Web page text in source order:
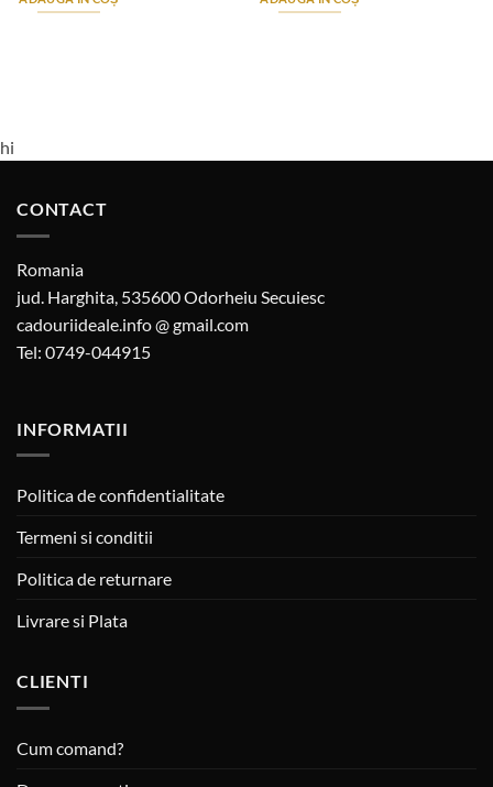
hi
CONTACT
Romania
jud. Harghita, 535600 Odorheiu Secuiesc
cadouriideale.info @ gmail.com
Tel: 0749-044915
INFORMATII
Politica de confidentialitate
Termeni si conditii
Politica de returnare
Livrare si Plata
CLIENTI
Cum comand?